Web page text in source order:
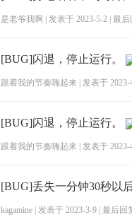
是老爷我啊 发表于 2023-5-2 最后
[BUG]闪退，停止运行。
跟着我的节奏嗨起来 发表于 2023-
[BUG]闪退，停止运行。
跟着我的节奏嗨起来 发表于 2023-
[BUG]丢失一分钟30秒以
kagamine 发表于 2023-3-9 最后回